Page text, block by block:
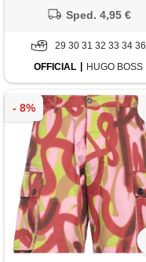
Sped. 4,95 €
29 30 31 32 33 34 36
OFFICIAL
HUGO BOSS